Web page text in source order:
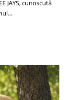
JAYS, cunoscută